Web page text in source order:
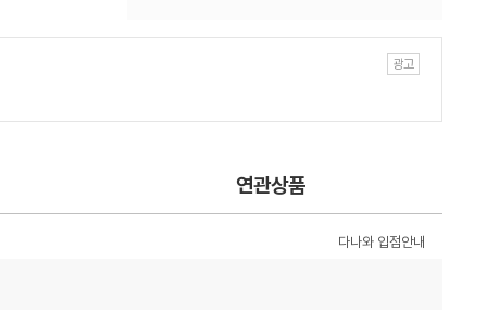
연관상품
다나와 입점안내